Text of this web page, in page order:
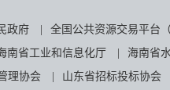
政府 全国公共资源交易平台（
南省工业和信息化厅 海南省
理协会
山东省招标投标协会